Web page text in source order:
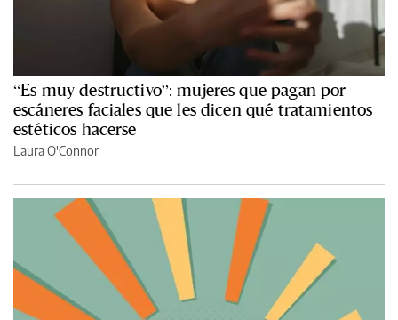
“Es muy destructivo”: mujeres que pagan por
escáneres faciales que les dicen qué tratamientos
estéticos hacerse
Laura O'Connor